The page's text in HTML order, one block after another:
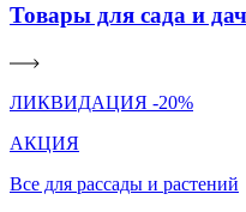
Товары для сада и
ЛИКВИДАЦИЯ -20%
АКЦИЯ
Все для рассады и растений